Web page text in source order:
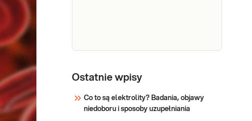
→ do oceny stanu
wyjazdem w podroż
po
z podróży
tropikalnej
Dedykowany dla: Kobiet,
Mężczyzn, Dzieci Uwaga!
Jeżeli kupujesz badanie dla
Ostatnie wpisy
Co to są elektrolity? Badania, objawy
niedoboru i sposoby uzupełniania